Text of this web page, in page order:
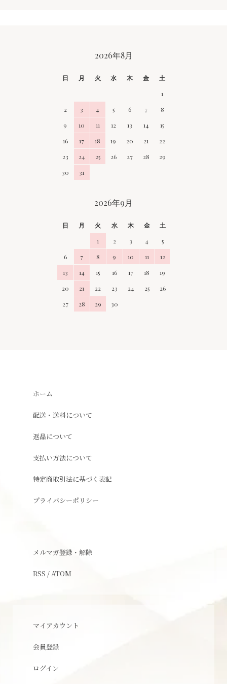
2026年8月
日 月 火 水 木 金
土
1
2
3 4 5 6 7
8
9
10 11 12 13 14
15
16
17 18 19 20 21
22
23
24 25 26 27 28
29
30
31
2026年9月
日 月 火 水 木 金
土
1
2 3 4
5
6
7 8 9 10 11
12
13
14 15 16 17 18
19
20
21 22 23 24 25
26
27
28 29 30
ホーム
配送・送料について
返品について
支払い方法について
特定商取引法に基づく表記
プライバシーポリシー
メルマガ登録・解除
RSS /ATOM
マイアカウント
会員登録
ログイン